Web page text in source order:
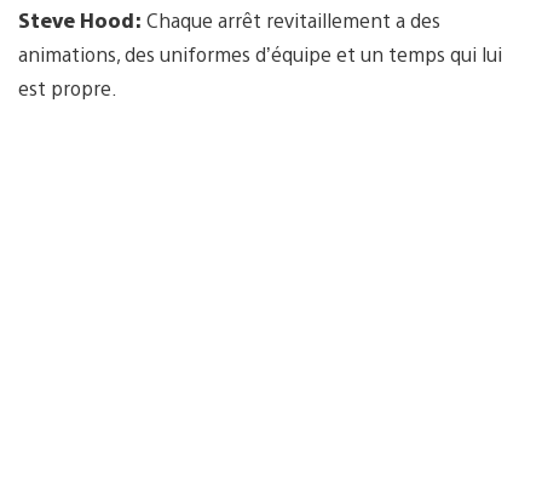
Steve Hood: Chaque arrêt revitaillement a des
animations, des uniformes d’équipe et un temps qui lui
est propre.